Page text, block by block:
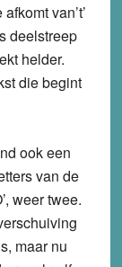
van’t’
deelstreep
helder.
die begint
ook een
van de
weer twee.
maar nu